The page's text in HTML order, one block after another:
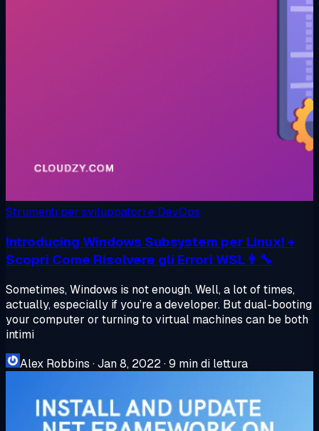
Strumenti per sviluppatori e DevOps
Introducing Windows Subsystem per Linux! +
Scopri Come Risolvere gli Errori WSL👨‍🔧
Sometimes, Windows is not enough. Well, a lot of times,
actually, especially if you’re a developer. But dual-booting
your computer or turning to virtual machines can be both
intimi
Alex Robbins ·Jan 8, 2022·9 min di lettura